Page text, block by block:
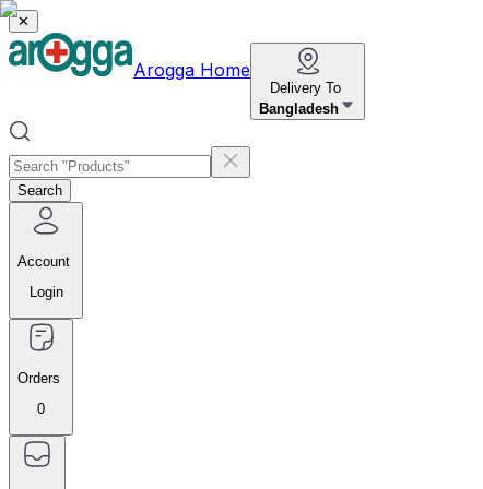
✕
Arogga Home
Delivery To
Bangladesh
Search
Account
Login
Orders
0